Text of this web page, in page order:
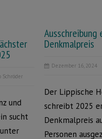
Schröder
und
sucht
Ausschreibung
Denkmalpreis
Dezember 16, 2024
Der Lippische
schreibt 2025
Denkmalpreis
Personen